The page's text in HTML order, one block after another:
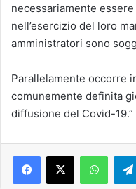
necessariamente
nell’esercizio del loro
amministratori sono
Parallelamente occorre
comunemente definita
diffusione del Covid-19.”